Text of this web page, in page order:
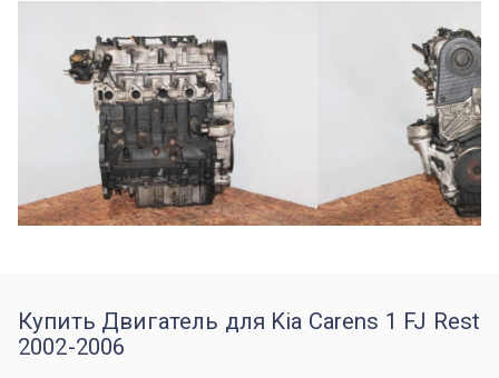
Купить Двигатель для Kia Carens 1 FJ Rest
2002-2006